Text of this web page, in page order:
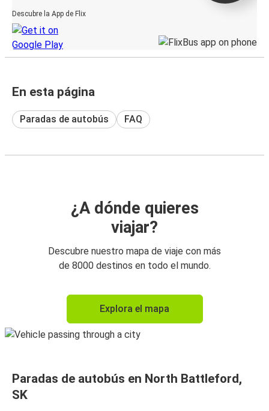
Descubre la App de Flix
En esta página
Paradas de autobús FAQ
¿A dónde quieres
viajar?
Descubre nuestro mapa de viaje con más
de 8000 destinos en todo el mundo.
Explora el mapa
Paradas de autobús en North Battleford,
SK